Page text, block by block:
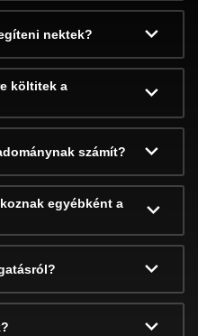
nektek?
költitek a
számít?
egyébként a